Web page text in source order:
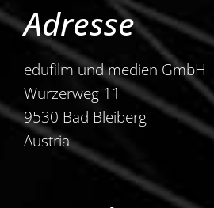
Adresse
edufilm und medien GmbH
Wurzerweg 11
9530 Bad Bleiberg
Austria